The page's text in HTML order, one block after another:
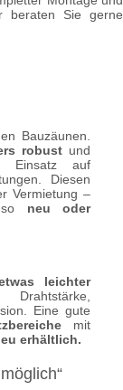
beraten Sie gerne
Bauzäunen.
robustund
Einsatz auf
Diesen
Vermietung –
neu oder
leichter
Eine gute
mit
erhältlich.